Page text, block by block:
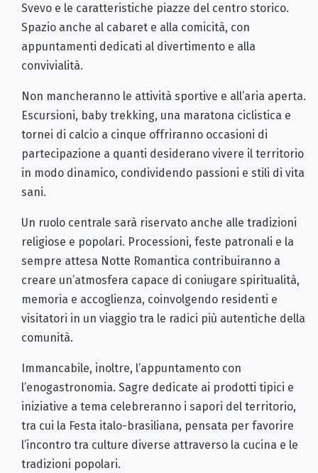
Svevo e le caratteristiche piazze del centro storico.
Spazio anche al cabaret e alla comicità, con
appuntamenti dedicati al divertimento e alla
convivialità.
Non mancheranno le attività sportive e all’aria aperta.
Escursioni, baby trekking, una maratona ciclistica e
tornei di calcio a cinque offriranno occasioni di
partecipazione a quanti desiderano vivere il territorio
in modo dinamico, condividendo passioni e stili di vita
sani.
Un ruolo centrale sarà riservato anche alle tradizioni
religiose e popolari. Processioni, feste patronali e la
sempre attesa Notte Romantica contribuiranno a
creare un’atmosfera capace di coniugare spiritualità,
memoria e accoglienza, coinvolgendo residenti e
visitatori in un viaggio tra le radici più autentiche della
comunità.
Immancabile, inoltre, l’appuntamento con
l’enogastronomia. Sagre dedicate ai prodotti tipici e
iniziative a tema celebreranno i sapori del territorio,
tra cui la Festa italo-brasiliana, pensata per favorire
l’incontro tra culture diverse attraverso la cucina e le
tradizioni popolari.